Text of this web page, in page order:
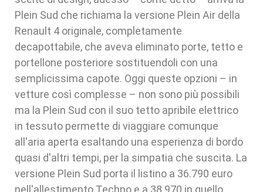
Plein Sud che richiama la versione Plein Air della
Renault 4 originale, completamente
decapottabile, che aveva eliminato porte, tetto e
portellone posteriore sostituendoli con una
semplicissima capote. Oggi queste opzioni – in
vetture così complesse – non sono più possibili
ma la Plein Sud con il suo tetto apribile elettrico
in tessuto permette di viaggiare comunque
all'aria aperta esaltando una esperienza di bordo
quasi d'altri tempi, per la simpatia che suscita. La
versione Plein Sud porta il listino a 36.790 euro
nell'allestimento Techno e a 38.970 in quello